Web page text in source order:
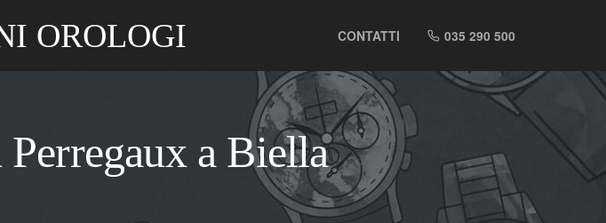
OROLOGI CONTATTI 035 290 500
a Biella